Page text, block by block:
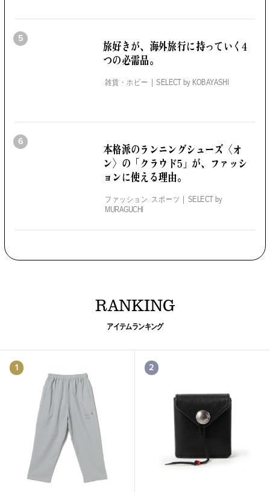
5
旅好きが、海外旅行に持っていく4
つの必需品。
雑貨・ホビー SELECT by KOBAYASHI
6 本格派のランニングシューズ 〈オ
ン〉の「クラウド5」が、 ファッシ
ョンに使える理由。
ファッション スポーツ
SELECT by
MURAGUCHI
RANKING
アイテムランキング
1 2